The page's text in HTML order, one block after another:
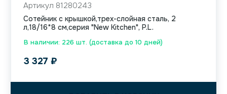
В наличии: 226 шт. (доставка до 10 дней)
Артикул 81280243
Сотейник с крышкой,трех-слойная сталь, 2
л,18/16*8 см,серия "New Kitchen", P.L.
3 327 ₽